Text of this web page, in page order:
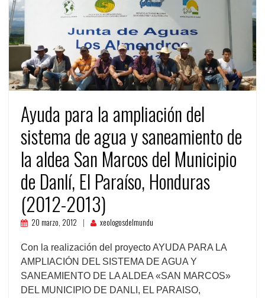
Ayuda para la ampliación del
sistema de agua y saneamiento de
la aldea San Marcos del Municipio
de Danlí, El Paraíso, Honduras
(2012-2013)
20 marzo, 2012 xeologosdelmundu
Con la realización del proyecto AYUDA PARA LA
AMPLIACIÓN DEL SISTEMA DE AGUA Y
SANEAMIENTO DE LA ALDEA «SAN MARCOS»
DEL MUNICIPIO DE DANLI, EL PARAISO,